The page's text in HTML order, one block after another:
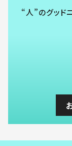
“人”のグッド